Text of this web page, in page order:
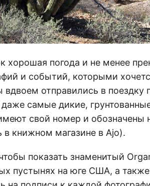
хорошая погода и не менее
и событий, которыми
отправились в поездку
самые дикие,
свой номер и обозначены
книжном магазине в Ajo).
показать знаменитый
пустынях на юге США, а